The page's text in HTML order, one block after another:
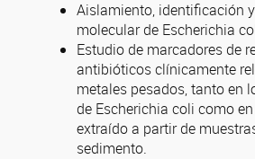
Aislamiento, identificación
molecular de Escherichia
Estudio de marcadores de
antibióticos clínicamente
metales pesados, tanto en
de Escherichia coli como
extraído a partir de
sedimento.